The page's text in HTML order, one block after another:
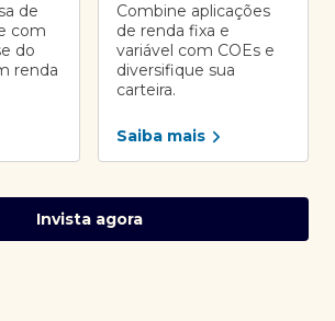
de
com
do
renda
Combine aplicações
de renda fixa e
variável com COEs e
diversifique sua
carteira.
Saiba mais
Invista agora